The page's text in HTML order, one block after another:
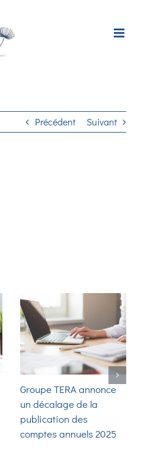
Précédent Suivant
Groupe TERA annonce
un décalage de la
publication des
comptes annuels 2025